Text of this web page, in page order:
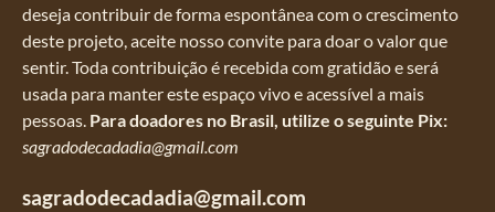
deseja contribuir de forma espontânea com o crescimento
deste projeto, aceite nosso convite para doar o valor que
sentir. Toda contribuição é recebida com gratidão e será
usada para manter este espaço vivo e acessível a mais
pessoas. Para doadores no Brasil, utilize o seguinte Pix:
sagradodecadadia@gmail.com
sagradodecadadia@gmail.com